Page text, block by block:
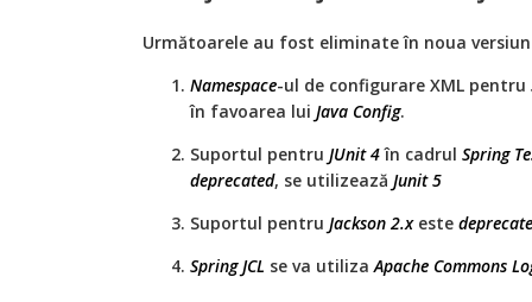
Următoarele au fost eliminate în noua
Namespace-ul de configurare XML pentru
în favoarea lui Java Config.
Suportul pentru JUnit 4în cadrul Spring
deprecated, se utilizează Junit 5
Suportul pentru Jackson 2.xeste
Spring JCL se va utilizaApache Commons